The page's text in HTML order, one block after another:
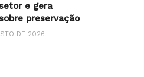
e gera
preservação
DE 2026